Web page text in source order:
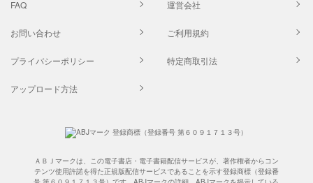
FAQ 運営会社
お問い合わせ ご利用規約
プライバシーポリシー 特定商取引法
アップロード方法
ＡＢＪマークは、この電子書店・電子書籍配信サービスが、著作権者からコン
テンツ使用許諾を得た正規版配信サービスであることを示す登録商標（登録番